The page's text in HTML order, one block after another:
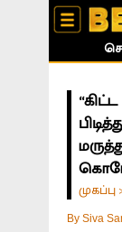
முகப்பு
By Siva